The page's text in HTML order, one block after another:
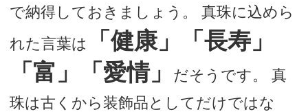
で納得しておきましょう。 真珠に込めら
れた言葉は
「健康」「長寿」
「富」「愛情」
だそうです。 真
珠は古くから装飾品としてだけではな